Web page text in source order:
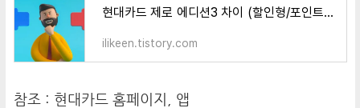
현대카드 제로 에디션3 차이 (할인형/포인트형)
ilikeen.tistory.com
참조 : 현대카드 홈페이지 , 앱